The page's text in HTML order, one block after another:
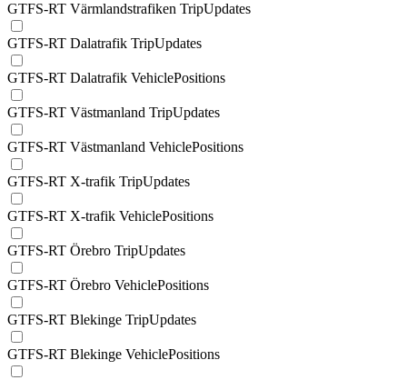
GTFS-RT Värmlandstrafiken TripUpdates
GTFS-RT Dalatrafik TripUpdates
GTFS-RT Dalatrafik VehiclePositions
GTFS-RT Västmanland TripUpdates
GTFS-RT Västmanland VehiclePositions
GTFS-RT X-trafik TripUpdates
GTFS-RT X-trafik VehiclePositions
GTFS-RT Örebro TripUpdates
GTFS-RT Örebro VehiclePositions
GTFS-RT Blekinge TripUpdates
GTFS-RT Blekinge VehiclePositions